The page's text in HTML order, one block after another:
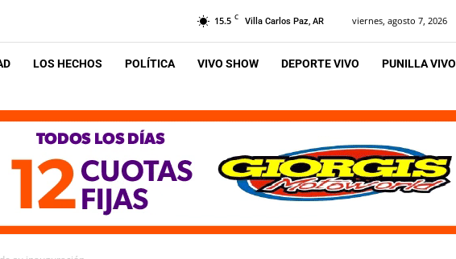
15.5 C Villa Carlos Paz, AR viernes, agosto 7, 2026
LOS HECHOS POLÍTICA VIVO SHOW DEPORTE VIVO PUNILLA VIVO